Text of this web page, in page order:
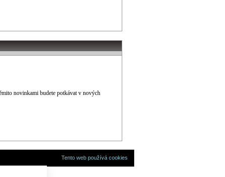
novinkami budete potkávat v nových
Tento web používá cookies